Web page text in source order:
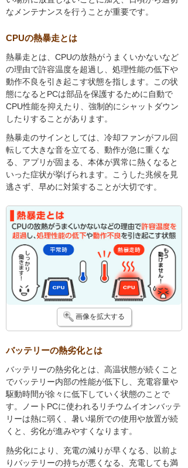
なメンテナンスを行うことが重要です。
CPUの熱暴走とは
熱暴走とは、CPUの放熱がうまくいかないなど
の理由で許容温度を超過し、処理性能の低下や
動作不良を引き起こす状態を指します。この状
態になるとPCは部品を保護するために自動で
CPU性能を抑えたり、強制的にシャットダウン
したりすることがあります。
熱暴走のサインとしては、冷却ファンがフル回
転して大きな音を立てる、動作が急に重くな
る、アプリが固まる、本体が異常に熱くなると
いった症状が挙げられます。こうした兆候を見
逃さず、早めに対策することが大切です。
画像を拡大する
バッテリーの熱劣化とは
バッテリーの熱劣化とは、高温状態が続くこと
でバッテリー内部の性能が低下し、充電容量や
駆動時間が徐々に低下していく状態のことで
す。ノートPCに使われるリチウムイオンバッテ
リーは熱に弱く、暑い場所での使用や放置が続
くと、劣化が進みやすくなります。
熱劣化により、充電の減りが早くなる、以前よ
りバッテリーの持ちが悪くなる、充電しても満